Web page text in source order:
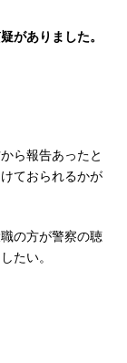
がありました。
ら報告あったと
ておられるかが
の方が警察の聴
たい。